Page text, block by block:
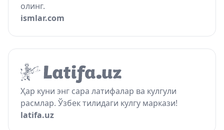
олинг.
ismlar.com
Ҳар куни энг сара латифалар ва кулгули
расмлар. Ўзбек тилидаги кулгу маркази!
latifa.uz